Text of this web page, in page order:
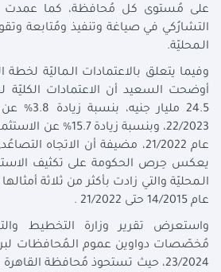
على مُستوى كل مُحافظة، كما عمدت
التشارُكي في صياغة وتنفيذ ومُتابعة
الـمحليّة.
24.5 مليار
22/2023، وبنسبة زيادة
عام 21/2022، مضيفة أن الاتجاه
يعكس حِرص الحكومة على تكثيف
الـمحليّة والتي زادت بأكثر من ثلاثة
عام 14/2015 حتى 21/2022 .
واستعرض تقرير وزارة التخطيط
مُخصّصات دواوين عموم الـمُحافظات
23/2024، حيث تستحوذ مُحافظة